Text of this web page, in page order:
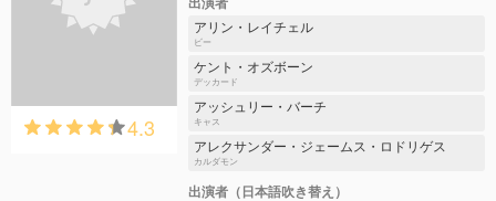
4.3
アリン・レイチェル
ビー
ケント・オズボーン
デッカード
アッシュリー・バーチ
キャス
アレクサンダー・ジェームス・ロドリゲス
カルダモン
出演者（日本語吹き替え）